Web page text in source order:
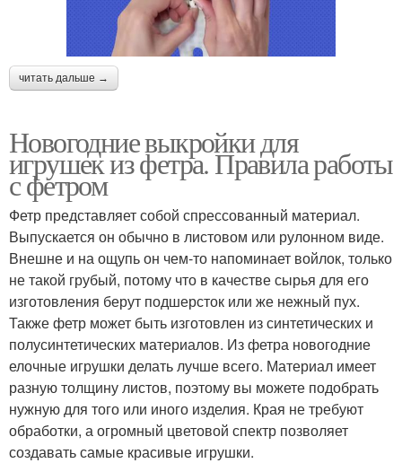
читать дальше →
Новогодние выкройки для
игрушек из фетра. Правила работы
с фетром
Фетр представляет собой спрессованный материал.
Выпускается он обычно в листовом или рулонном виде.
Внешне и на ощупь он чем-то напоминает войлок, только
не такой грубый, потому что в качестве сырья для его
изготовления берут подшерсток или же нежный пух.
Также фетр может быть изготовлен из синтетических и
полусинтетических материалов. Из фетра новогодние
елочные игрушки делать лучше всего. Материал имеет
разную толщину листов, поэтому вы можете подобрать
нужную для того или иного изделия. Края не требуют
обработки, а огромный цветовой спектр позволяет
создавать самые красивые игрушки.